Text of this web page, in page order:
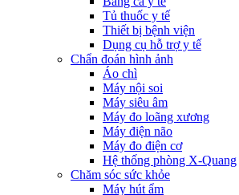
Tủ thuốc y tế
Thiết bị bệnh viện
Dụng cụ hỗ trợ y tế
Chẩn đoán hình ảnh
Áo chì
Máy nội soi
Máy siêu âm
Máy đo loãng xương
Máy điện não
Máy đo điện cơ
Hệ thống phòng X-Quang
Chăm sóc sức khỏe
Máy hút ẩm